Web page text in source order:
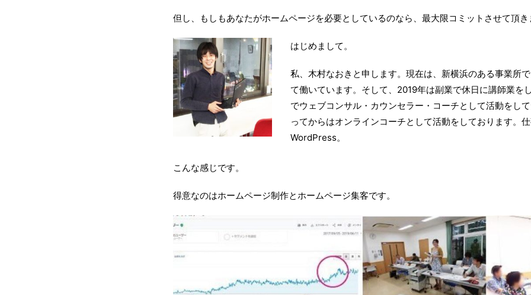
但し、もしもあなたがホームページを必要としているのなら、最大限コミットさせて頂き
はじめまして。
私、木村なおきと申します。現在は、新横浜のある事業所
て働いています。そして、2019年は副業で休日に講師業を
でウェブコンサル・カウンセラー・コーチとして活動をし
ってからはオンラインコーチとして活動をしております。
WordPress。
こんな感じです。
得意なのはホームページ制作とホームページ集客です。